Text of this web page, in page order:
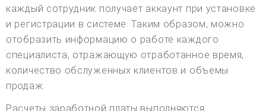
каждый сотрудник получает аккаунт при установке
и регистрации в системе. Таким образом, можно
отобразить информацию о работе каждого
специалиста, отражающую отработанное время,
количество обслуженных клиентов и объемы
продаж.
Расчеты заработной платы выполняются